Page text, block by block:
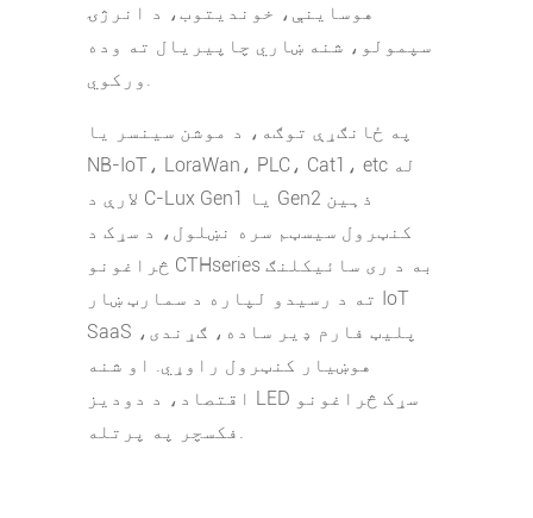
هوساینې، خوندیتوب، د انرژۍ
سپمولو، شنه ښاري چاپیریال ته وده
ورکوي.
په ځانګړې توګه، د موشن سینسر یا
NB-IoT، LoraWan، PLC، Cat1، etc له
لارې د C-Lux Gen1 یا Gen2 ذہین
کنټرول سیسټم سره نښلول، د سړک د
څراغونو CTHseries به د ری سائیکلنګ
ته د رسیدو لپاره د سمارټ ښار IoT
SaaS پلیټ فارم ډیر ساده، ګړندی،
هوښیار کنټرول راوړي. او شنه
اقتصاد، د دودیز LED سړک څراغونو
فکسچر په پرتله.